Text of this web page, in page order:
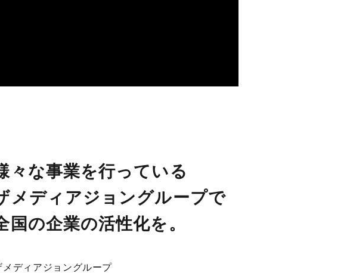
々な事業を行っている
メディアジョングループで
国の企業の活性化を。
メディアジョングループ